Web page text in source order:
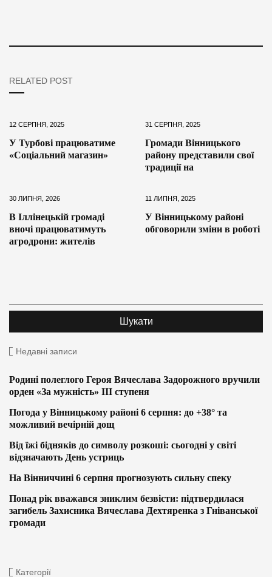
RELATED POST
12 СЕРПНЯ, 2025
У Турбові працюватиме
«Соціальний магазин»
31 СЕРПНЯ, 2025
Громади Вінницького
району представили свої
традиції на
30 ЛИПНЯ, 2026
В Іллінецькій громаді
вночі працюватимуть
агродрони: жителів
11 ЛИПНЯ, 2025
У Вінницькому районі
обговорили зміни в роботі
Недавні записи
Родині полеглого Героя Вячеслава Задорожного вручили
орден «За мужність» ІІІ ступеня
Погода у Вінницькому районі 6 серпня: до +38° та
можливий вечірній дощ
Від їжі бідняків до символу розкоші: сьогодні у світі
відзначають День устриць
На Вінниччині 6 серпня прогнозують сильну спеку
Понад рік вважався зниклим безвісти: підтвердилася
загибель Захисника Вячеслава Дехтяренка з Гніванської
громади
Категорії